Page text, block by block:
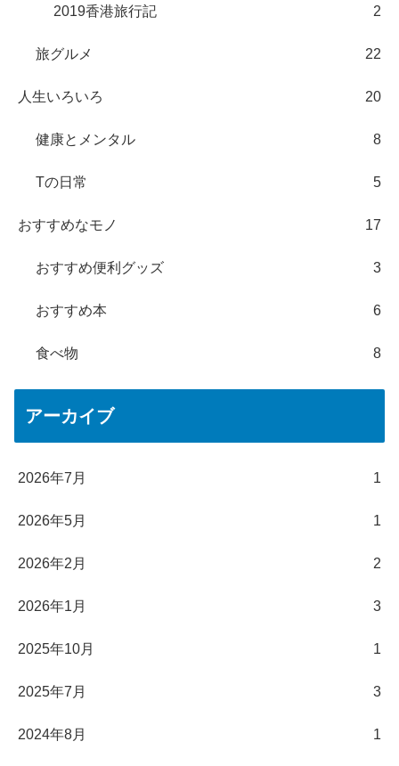
2019香港旅行記 2
旅グルメ 22
人生いろいろ 20
健康とメンタル 8
Tの日常 5
おすすめなモノ 17
おすすめ便利グッズ 3
おすすめ本 6
食べ物 8
アーカイブ
2026年7月 1
2026年5月 1
2026年2月 2
2026年1月 3
2025年10月 1
2025年7月 3
2024年8月 1